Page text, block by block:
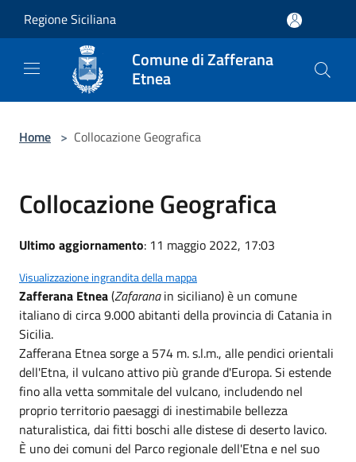
Regione Siciliana
Comune di Zafferana
Etnea
Home > Collocazione Geografica
Collocazione Geografica
Ultimo aggiornamento: 11 maggio 2022, 17:03
Visualizzazione ingrandita della mappa
Zafferana Etnea(Zafaranain siciliano) è un comune
italiano di circa 9.000 abitanti della provincia di Catania in
Sicilia.
Zafferana Etnea sorge a 574 m. s.l.m., alle pendici orientali
dell'Etna, il vulcano attivo più grande d'Europa. Si estende
fino alla vetta sommitale del vulcano, includendo nel
proprio territorio paesaggi di inestimabile bellezza
naturalistica, dai fitti boschi alle distese di deserto lavico.
È uno dei comuni del Parco regionale dell'Etna e nel suo